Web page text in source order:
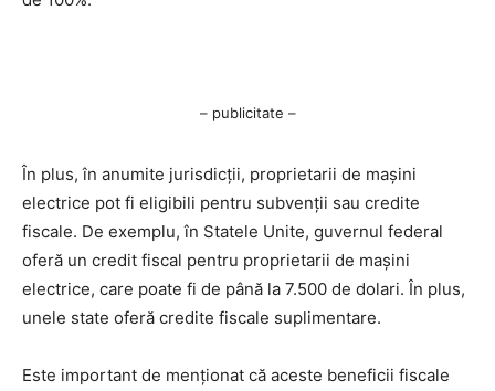
– publicitate –
În plus, în anumite jurisdicții, proprietarii de mașini
electrice pot fi eligibili pentru subvenții sau credite
fiscale. De exemplu, în Statele Unite, guvernul federal
oferă un credit fiscal pentru proprietarii de mașini
electrice, care poate fi de până la 7.500 de dolari. În plus,
unele state oferă credite fiscale suplimentare.
Este important de menționat că aceste beneficii fiscale